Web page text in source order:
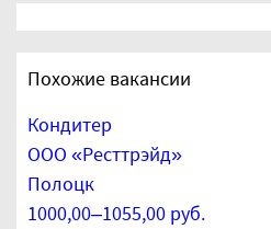
Похожие вакансии
Кондитер
ООО «Ресттрэйд»
Полоцк
1000,00–1055,00 руб.